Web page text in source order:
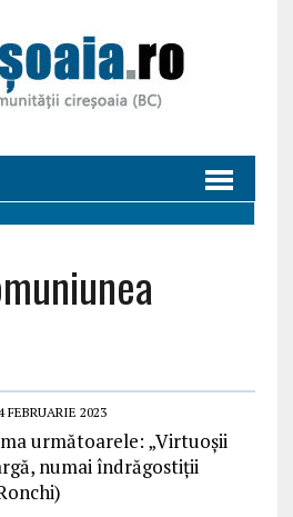
FEBRUARIE 2023
următoarele: „Virtuoşii
numai îndrăgostiţii